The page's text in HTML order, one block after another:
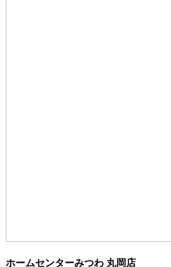
ホームセンターみつわ 丸岡店